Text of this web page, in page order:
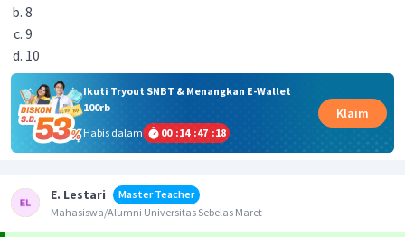
8
9
10
Ikuti Tryout SNBT & Menangkan E-Wallet
100rb
Habis dalam
00 :14 :47 :18
Klaim
E. Lestari
Master Teacher
Mahasiswa/Alumni Universitas Sebelas Maret